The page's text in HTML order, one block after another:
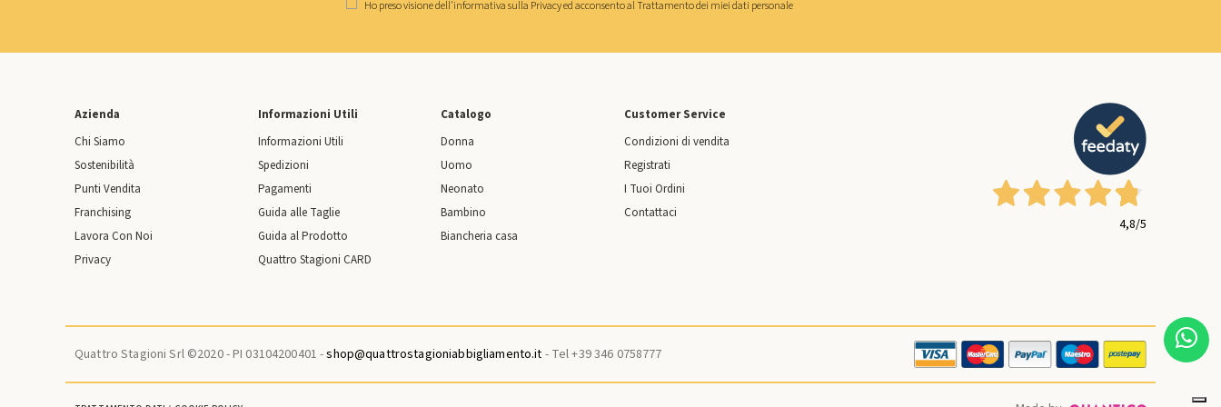
Ho preso visione dell'informativa sulla Privacyed acconsento alTrattamento dei miei dati personale
Azienda
Chi Siamo
Sostenibilità
Punti Vendita
Franchising
Lavora Con Noi
Privacy
Informazioni Utili
Informazioni Utili
Spedizioni
Pagamenti
Guida alle Taglie
Guida al Prodotto
Quattro Stagioni CARD
Catalogo
Donna
Uomo
Neonato
Bambino
Biancheria casa
Customer Service
Condizioni di vendita
Registrati
I Tuoi Ordini
Contattaci
4,8/5
Quattro Stagioni Srl ©2020 - PI 03104200401 -shop@quattrostagioniabbigliamento.it - Tel +39 346 0758777